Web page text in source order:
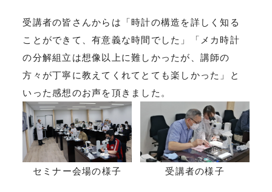
受講者の皆さんからは「時計の構造を詳しく知る
ことができて、有意義な時間でした」「メカ時計
の分解組立は想像以上に難しかったが、講師の
方々が丁寧に教えてくれてとても楽しかった」と
いった感想のお声を頂きました。
セミナー会場の様子 受講者の様子